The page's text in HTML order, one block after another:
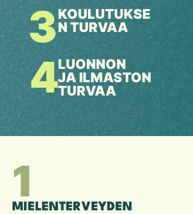
3KOULUTUKSE
N TURVAA
4LUONNON
JA ILMASTON
TURVAA
1
MIELENTERVEYDEN